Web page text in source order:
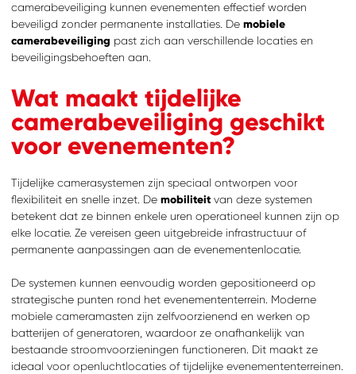
camerabeveiliging kunnen evenementen effectief worden
beveiligd zonder permanente installaties. De mobiele
camerabeveiliging past zich aan verschillende locaties en
beveiligingsbehoeften aan.
Wat maakt tijdelijke
camerabeveiliging geschikt
voor evenementen?
Tijdelijke camerasystemen zijn speciaal ontworpen voor
flexibiliteit en snelle inzet. De mobiliteit van deze systemen
betekent dat ze binnen enkele uren operationeel kunnen zijn op
elke locatie. Ze vereisen geen uitgebreide infrastructuur of
permanente aanpassingen aan de evenementenlocatie.
De systemen kunnen eenvoudig worden gepositioneerd op
strategische punten rond het evenemententerrein. Moderne
mobiele cameramasten zijn zelfvoorzienend en werken op
batterijen of generatoren, waardoor ze onafhankelijk van
bestaande stroomvoorzieningen functioneren. Dit maakt ze
ideaal voor openluchtlocaties of tijdelijke evenemententerreinen.